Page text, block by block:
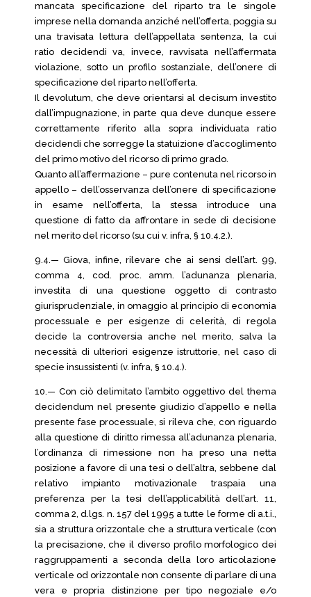
mancata specificazione del riparto tra le singole
imprese nella domanda anziché nell’offerta, poggia su
una travisata lettura dell’appellata sentenza, la cui
ratio decidendi va, invece, ravvisata nell’affermata
violazione, sotto un profilo sostanziale, dell’onere di
specificazione del riparto nell’offerta.
Il devolutum, che deve orientarsi al decisum investito
dall’impugnazione, in parte qua deve dunque essere
correttamente riferito alla sopra individuata ratio
decidendi che sorregge la statuizione d’accoglimento
del primo motivo del ricorso di primo grado.
Quanto all’affermazione – pure contenuta nel ricorso in
appello – dell’osservanza dell’onere di specificazione
in esame nell’offerta, la stessa introduce una
questione di fatto da affrontare in sede di decisione
nel merito del ricorso (su cui v. infra, § 10.4.2.).
9.4.— Giova, infine, rilevare che ai sensi dell’art. 99,
comma 4, cod. proc. amm. l’adunanza plenaria,
investita di una questione oggetto di contrasto
giurisprudenziale, in omaggio al principio di economia
processuale e per esigenze di celerità, di regola
decide la controversia anche nel merito, salva la
necessità di ulteriori esigenze istruttorie, nel caso di
specie insussistenti (v. infra, § 10.4.).
10.— Con ciò delimitato l’ambito oggettivo del thema
decidendum nel presente giudizio d’appello e nella
presente fase processuale, si rileva che, con riguardo
alla questione di diritto rimessa all’adunanza plenaria,
l’ordinanza di rimessione non ha preso una netta
posizione a favore di una tesi o dell’altra, sebbene dal
relativo impianto motivazionale traspaia una
preferenza per la tesi dell’applicabilità dell’art. 11,
comma 2, d.lgs. n. 157 del 1995 a tutte le forme di a.t.i.,
sia a struttura orizzontale che a struttura verticale (con
la precisazione, che il diverso profilo morfologico dei
raggruppamenti a seconda della loro articolazione
verticale od orizzontale non consente di parlare di una
vera e propria distinzione per tipo negoziale e/o